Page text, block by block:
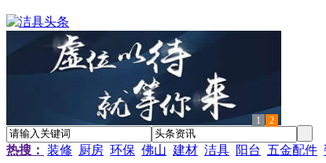
1 2
热搜： 装修 厨房 环保 佛山 建材 洁具 阳台 五金配件